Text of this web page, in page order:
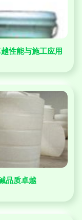
性能与施工应用
品质卓越